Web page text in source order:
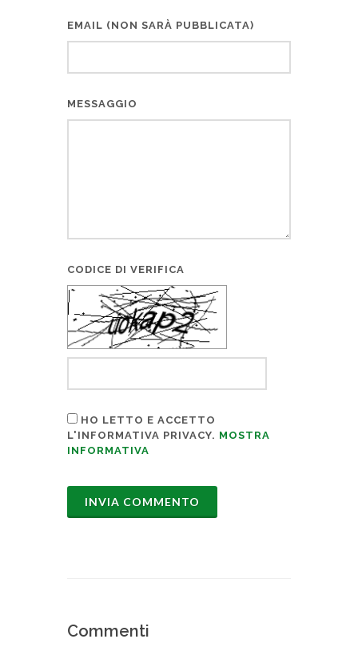
EMAIL (NON SARÀ PUBBLICATA)
MESSAGGIO
CODICE DI VERIFICA
HO LETTO E ACCETTO
L'INFORMATIVA PRIVACY. MOSTRA
INFORMATIVA
Commenti